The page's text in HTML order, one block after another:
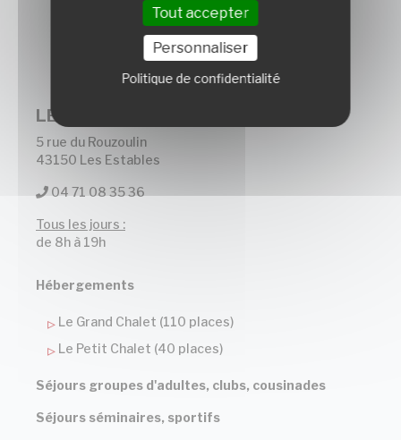
LES CHALETS DU MEZENC
5 rue du Rouzoulin
43150 Les Estables
04 71 08 35 36
Tous les jours :
de 8h à 19h
Hébergements
Le Grand Chalet (110 places)
Le Petit Chalet (40 places)
Séjours groupes d'adultes, clubs, cousinades
Séjours séminaires, sportifs
Tout accepter
Personnaliser
Politique de confidentialité